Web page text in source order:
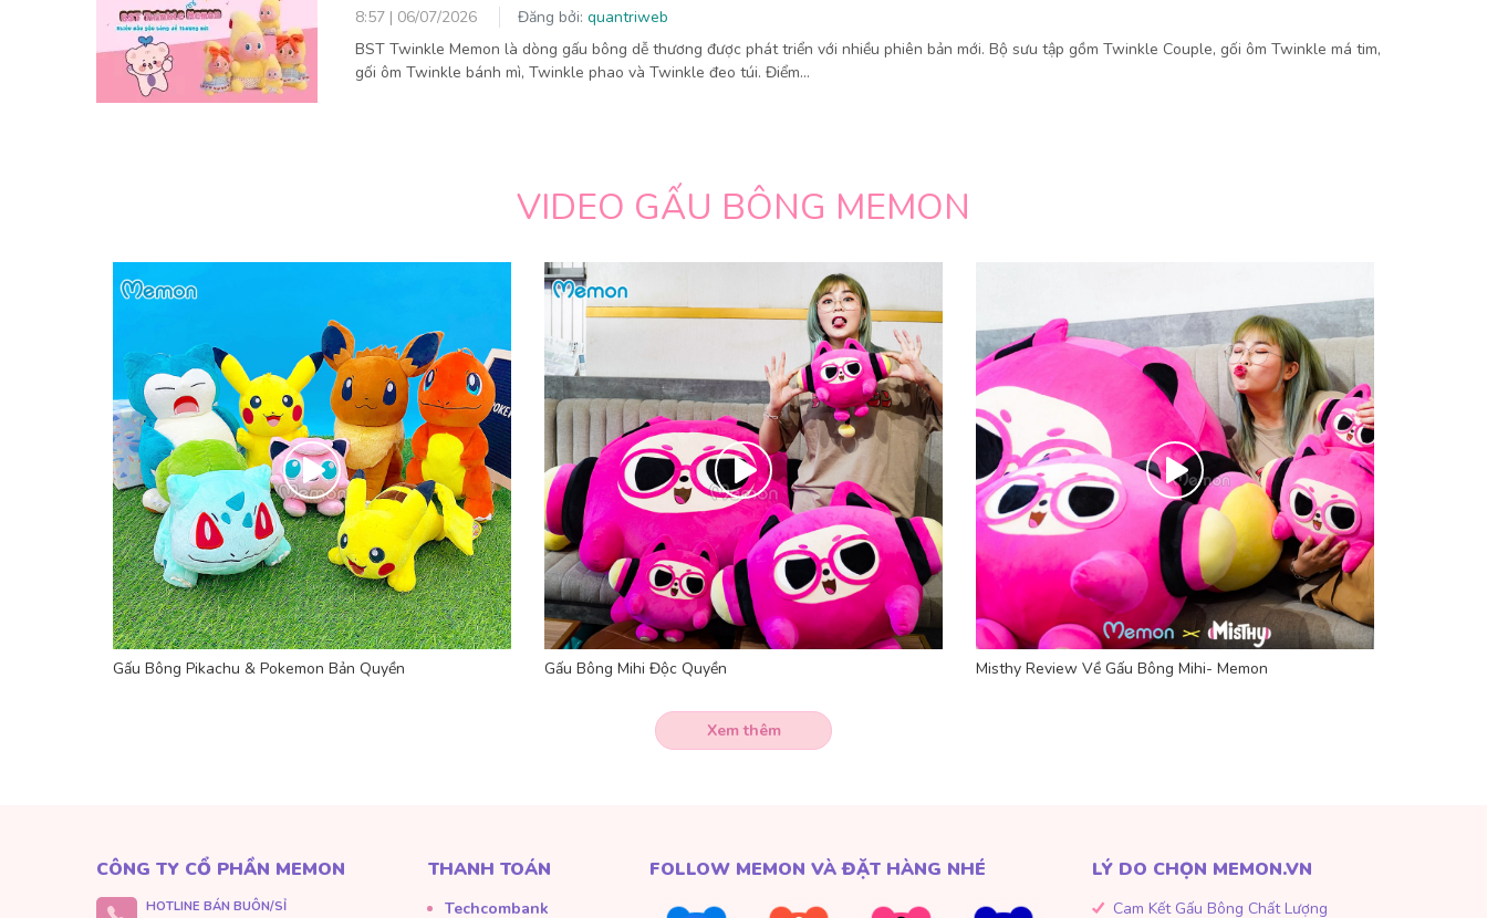
8:57 | 06/07/2026 Đăng bởi: quantriweb
BST Twinkle Memon là dòng gấu bông dễ thương được phát triển với nhiều phiên bản mới. Bộ sưu tập gồm Twinkle Couple, gối ôm Twinkle má tim,
gối ôm Twinkle bánh mì, Twinkle phao và Twinkle đeo túi. Điểm…
VIDEO GẤU BÔNG MEMON
Gấu Bông Pikachu & Pokemon Bản Quyền Gấu Bông Mihi Độc Quyền Misthy Review Về Gấu Bông Mihi- Memon
Xem thêm
CÔNG TY CỔ PHẦN MEMON
HOTLINE BÁN BUÔN/SỈ
THANH TOÁN
Techcombank
FOLLOW MEMON VÀ ĐẶT HÀNG NHÉ LÝ DO CHỌN MEMON.VN
Cam Kết Gấu Bông Chất Lượng